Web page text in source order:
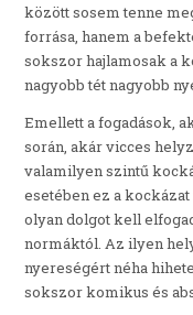
között sosem tenne
forrása, hanem a
sokszor hajlamosak a
nagyobb tét nagyobb
Emellett a fogadások,
során, akár vicces
valamilyen szintű
esetében ez a
olyan dolgot kell
normáktól. Az ilyen
nyereségért néha
sokszor komikus és